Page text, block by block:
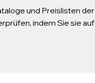
und Preislisten der
indem Sie sie auf